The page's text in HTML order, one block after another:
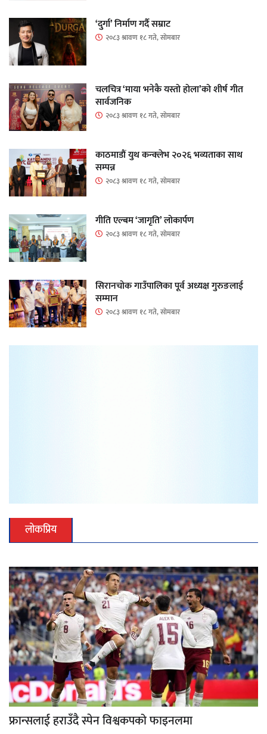
‘दुर्गा’ निर्माण गर्दै सम्राट
२०८३ श्रावण १८ गते, सोमबार
चलचित्र ‘माया भनेकै यस्तो होला’को शीर्ष गीत
सार्वजनिक
२०८३ श्रावण १८ गते, सोमबार
काठमाडौं युथ कन्क्लेभ २०२६ भव्यताका साथ
सम्पन्न
२०८३ श्रावण १८ गते, सोमबार
गीति एल्बम ‘जागृति’ लोकार्पण
२०८३ श्रावण १८ गते, सोमबार
सिरानचोक गाउँपालिका पूर्व अध्यक्ष गुरुङलाई
सम्मान
२०८३ श्रावण १८ गते, सोमबार
लोकप्रिय
फ्रान्सलाई हराउँदै स्पेन विश्वकपको फाइनलमा